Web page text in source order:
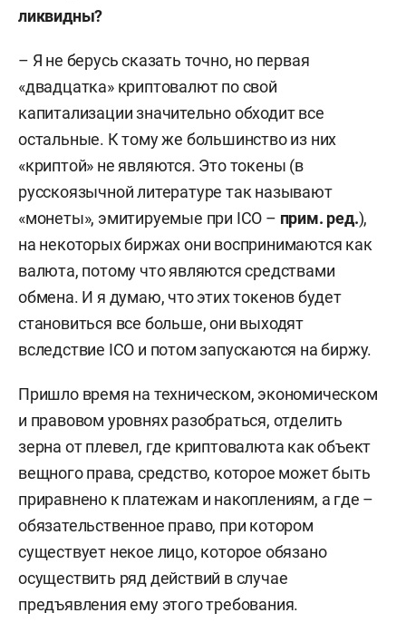
ликвидны?
– Я не берусь сказать точно, но первая
«двадцатка» криптовалют по свой
капитализации значительно обходит все
остальные. К тому же большинство из них
«криптой» не являются. Это токены (в
русскоязычной литературе так называют
«монеты», эмитируемые при ICO – прим. ред.),
на некоторых биржах они воспринимаются как
валюта, потому что являются средствами
обмена. И я думаю, что этих токенов будет
становиться все больше, они выходят
вследствие ICO и потом запускаются на биржу.
Пришло время на техническом, экономическом
и правовом уровнях разобраться, отделить
зерна от плевел, где криптовалюта как объект
вещного права, средство, которое может быть
приравнено к платежам и накоплениям, а где –
обязательственное право, при котором
существует некое лицо, которое обязано
осуществить ряд действий в случае
предъявления ему этого требования.